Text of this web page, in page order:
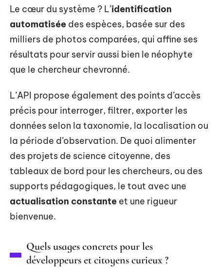
Le cœur du système ? L’identification
automatisée des espèces, basée sur des
milliers de photos comparées, qui affine ses
résultats pour servir aussi bien le néophyte
que le chercheur chevronné.
L’API propose également des points d’accès
précis pour interroger, filtrer, exporter les
données selon la taxonomie, la localisation ou
la période d’observation. De quoi alimenter
des projets de science citoyenne, des
tableaux de bord pour les chercheurs, ou des
supports pédagogiques, le tout avec une
actualisation constante et une rigueur
bienvenue.
Quels usages concrets pour les
développeurs et citoyens curieux ?